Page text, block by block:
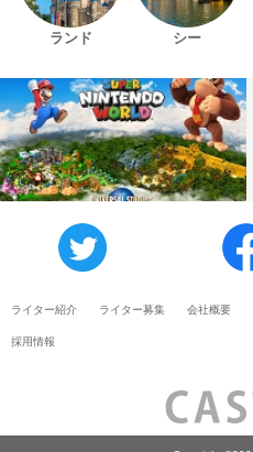
ランド シー
ライター紹介 ライター募集 会社概要
採用情報